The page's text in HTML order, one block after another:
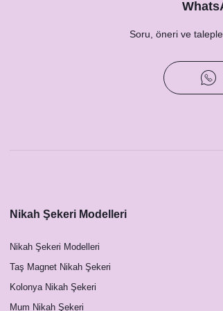
Soru, öneri ve
Nikah Şekeri Modelleri
Nikah Şekeri Modelleri
Taş Magnet Nikah Şekeri
Kolonya Nikah Şekeri
Mum Nikah Şekeri